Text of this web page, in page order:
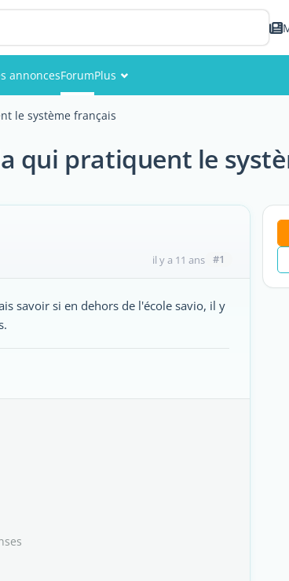
annoncesForumPlus
Événements
Membres
le système français
qui pratiquent le
il y a 11 ans #1
savoir si en dehors de l'école savio, il y